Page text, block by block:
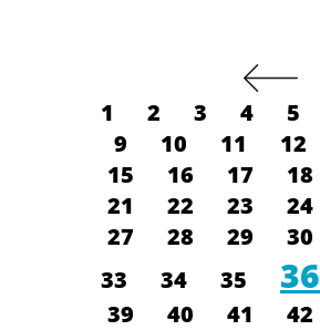
1 2 3 4 5
9
10 11 12
15
16 17 18
21
22 23 24
27
28 29 30
33
34 35 36
39
40 41 42